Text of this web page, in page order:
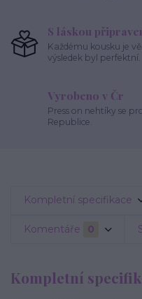
S láskou
Každému kousku je
výsledek byl perfektní.
Vyrobeno v Čr
Press on nehtíky se
Republice.
Kompletní specifikace
Komentáře 0
Kompletní